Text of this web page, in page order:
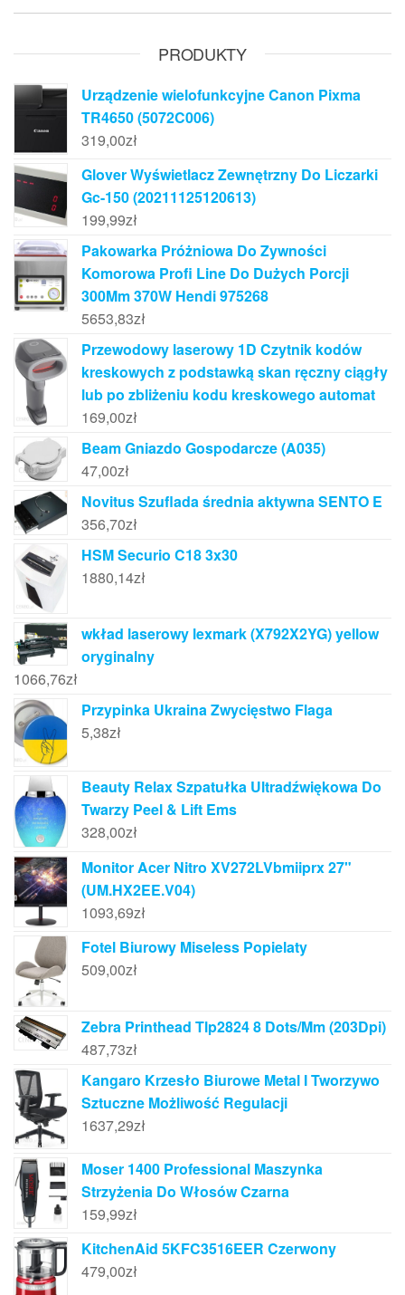
PRODUKTY
Urządzenie wielofunkcyjne Canon Pixma
TR4650 (5072C006)
319,00zł
Glover Wyświetlacz Zewnętrzny Do Liczarki
Gc-150 (20211125120613)
199,99zł
Pakowarka Próżniowa Do Zywności
Komorowa Profi Line Do Dużych Porcji
300Mm 370W Hendi 975268
5653,83zł
Przewodowy laserowy 1D Czytnik kodów
kreskowych z podstawką skan ręczny ciągły
lub po zbliżeniu kodu kreskowego automat
169,00zł
Beam Gniazdo Gospodarcze (A035)
47,00zł
Novitus Szuflada średnia aktywna SENTO E
356,70zł
HSM Securio C18 3x30
1880,14zł
wkład laserowy lexmark (X792X2YG) yellow
oryginalny
1066,76zł
Przypinka Ukraina Zwycięstwo Flaga
5,38zł
Beauty Relax Szpatułka Ultradźwiękowa Do
Twarzy Peel & Lift Ems
328,00zł
Monitor Acer Nitro XV272LVbmiiprx 27"
(UM.HX2EE.V04)
1093,69zł
Fotel Biurowy Miseless Popielaty
509,00zł
Zebra Printhead Tlp2824 8 Dots/Mm (203Dpi)
487,73zł
Kangaro Krzesło Biurowe Metal I Tworzywo
Sztuczne Możliwość Regulacji
1637,29zł
Moser 1400 Professional Maszynka
Strzyżenia Do Włosów Czarna
159,99zł
KitchenAid 5KFC3516EER Czerwony
479,00zł